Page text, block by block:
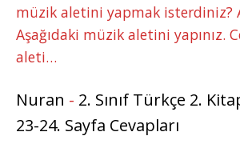
müzik aletini yapmak isterdiniz?
Aşağıdaki müzik aletini yapınız.
aleti…
Nuran - 2. Sınıf Türkçe 2.
23-24. Sayfa Cevapları